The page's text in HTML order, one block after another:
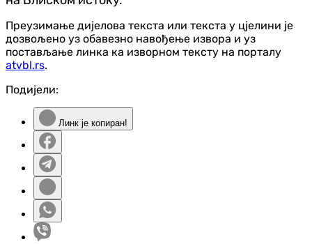
Преузимање дијелова текста или текста у цјелини је
дозвољено уз обавезно навођење извора и уз
постављање линка ка изворном тексту на порталу
atvbl.rs.
Подијели:
Линк је копиран!